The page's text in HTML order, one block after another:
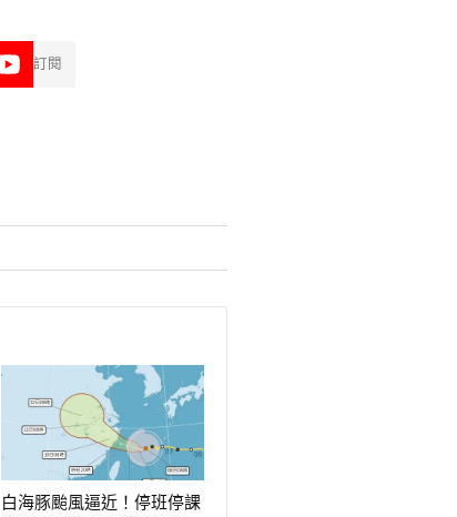
訂閱
白海豚颱風逼近！停班停課